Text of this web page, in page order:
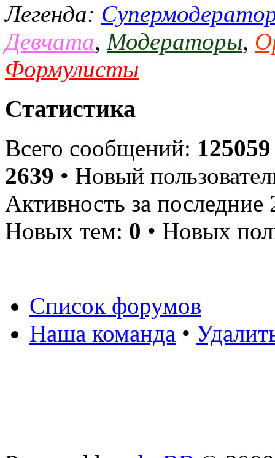
Легенда:
Девчата, Модераторы,
Формулисты
Статистика
Всего сообщений: 125059
2639 • Новый
Активность за
Новых тем: 0 • Новых
Список форумов
Наша команда •